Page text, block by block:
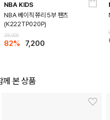
NBA KIDS
NBA 베이직 쮸리 5부 팬츠
(K222TP020P)
39,000
82% 7,200
께 본 상품